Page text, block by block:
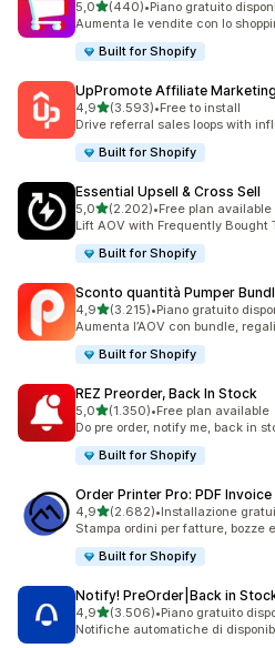
5,0stelle su 5
(440)
440 recensioni totali
•Piano gratuito
Aumenta le vendite con lo
Built for Shopify
UpPromote Affiliate Marketing
4,9stelle su 5
(3.593)
3593 recensioni totali
•Free to install
Drive referral sales loops with
Built for Shopify
Essential Upsell & Cross Sell
5,0stelle su 5
(2.202)
2202 recensioni totali
•Free plan available
Lift AOV with Frequently Bought
Built for Shopify
Sconto quantità Pumper
4,9stelle su 5
(3.215)
3215 recensioni totali
•Piano gratuito
Aumenta l’AOV con bundle,
Built for Shopify
REZ Preorder, Back In Stock
5,0stelle su 5
(1.350)
1350 recensioni totali
•Free plan available
Do pre order, notify me, back in
Built for Shopify
Order Printer Pro: PDF Invoice
4,9stelle su 5
(2.682)
2682 recensioni totali
•Installazione
Stampa ordini per fatture, bozze
Built for Shopify
Notify! PreOrder|Back in
4,9stelle su 5
(3.506)
3506 recensioni totali
•Piano gratuito
Notifiche automatiche di